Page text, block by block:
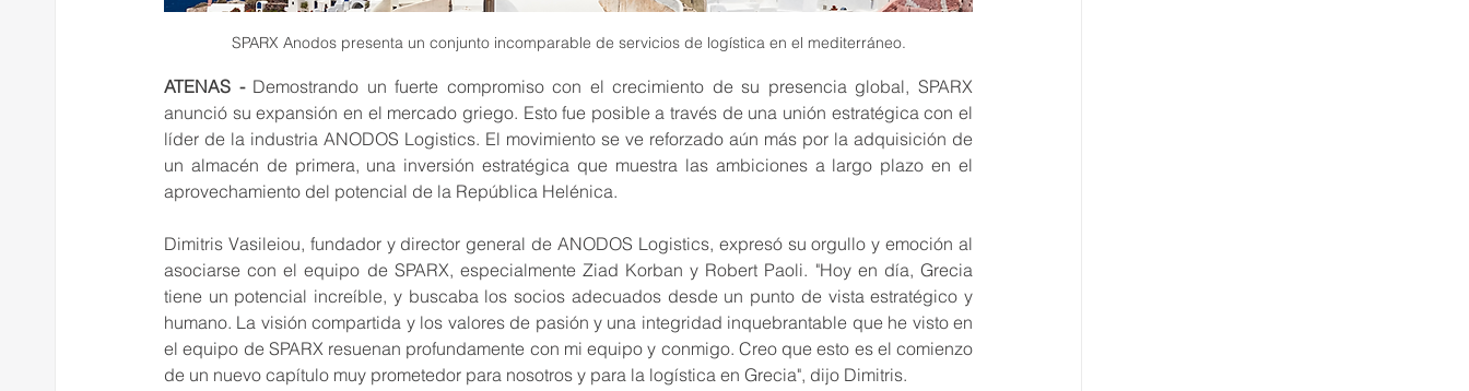
SPARX Anodos presenta un conjunto incomparable de servicios de logística en el mediterráneo.
ATENAS - Demostrando un fuerte compromiso con el crecimiento de su presencia global, SPARX
anunció su expansión en el mercado griego. Esto fue posible a través de una unión estratégica con el
líder de la industria ANODOS Logistics. El movimiento se ve reforzado aún más por la adquisición de
un almacén de primera, una inversión estratégica que muestra las ambiciones a largo plazo en el
aprovechamiento del potencial de la República Helénica.
Dimitris Vasileiou, fundador y director general de ANODOS Logistics, expresó su orgullo y emoción al
asociarse con el equipo de SPARX, especialmente Ziad Korban y Robert Paoli. "Hoy en día, Grecia
tiene un potencial increíble, y buscaba los socios adecuados desde un punto de vista estratégico y
humano. La visión compartida y los valores de pasión y una integridad inquebrantable que he visto en
el equipo de SPARX resuenan profundamente con mi equipo y conmigo. Creo que esto es el comienzo
de un nuevo capítulo muy prometedor para nosotros y para la logística en Grecia", dijo Dimitris.